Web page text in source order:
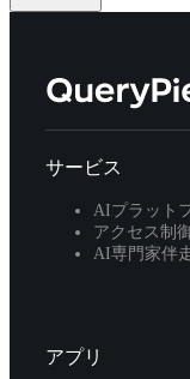
サービス
AIプラット
アクセス制
AI専門家伴
アプリ